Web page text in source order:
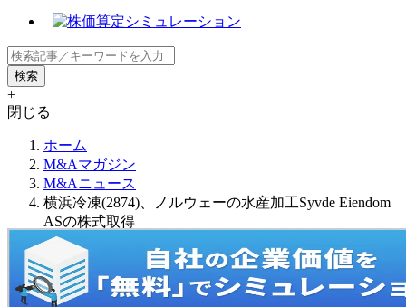
+
閉じる
ホーム
M&Aマガジン
M&Aニュース
横浜冷凍(2874)、ノルウェーの水産加工Syvde Eiendom
ASの株式取得